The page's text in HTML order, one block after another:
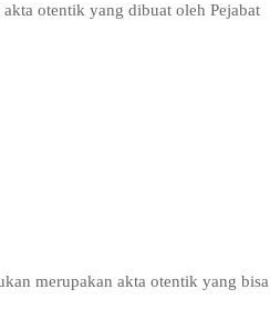
otentik yang dibuat oleh Pejabat
merupakan akta otentik yang bisa